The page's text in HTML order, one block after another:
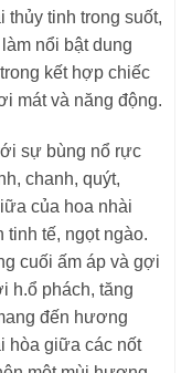
tinh trong suốt,
nổi bật dung
kết hợp chiếc
mát và năng động.
sự bùng nổ rực
chanh, quýt,
của hoa nhài
tinh tế, ngọt ngào.
cuối ấm áp và gợi
h.ổ phách, tăng
đến hương
hòa giữa các nốt